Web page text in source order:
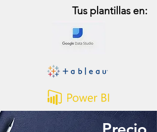
Tus plantillas en: